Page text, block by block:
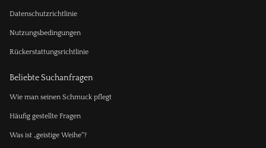
Datenschutzrichtlinie
Nutzungsbedingungen
Rückerstattungsrichtlinie
Beliebte Suchanfragen
Wie man seinen Schmuck pflegt
Häufig gestellte Fragen
Was ist „geistige Weihe“?